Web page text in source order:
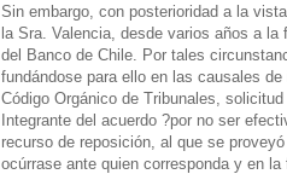
Sin embargo, con posterioridad a la
la Sra. Valencia, desde varios años a
del Banco de Chile. Por tales
fundándose para ello en las causales
Código Orgánico de Tribunales,
Integrante del acuerdo ?por no ser
recurso de reposición, al que se
ocúrrase ante quien corresponda y en